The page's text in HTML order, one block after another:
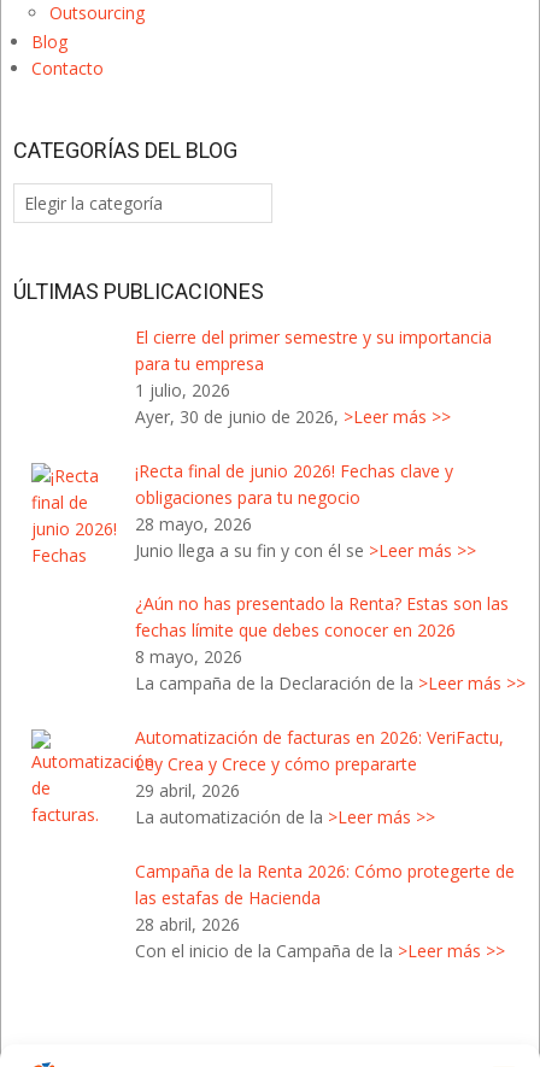
Outsourcing
Blog
Contacto
CATEGORÍAS DEL BLOG
Categorías
del
ÚLTIMAS PUBLICACIONES
El cierre del primer semestre y su importancia
para tu empresa
1 julio, 2026
Ayer, 30 de junio de 2026, >Leer más >>
¡Recta final de junio 2026! Fechas clave y
obligaciones para tu negocio
28 mayo, 2026
Junio llega a su fin y con él se >Leer más >>
¿Aún no has presentado la Renta? Estas son las
fechas límite que debes conocer en 2026
8 mayo, 2026
La campaña de la Declaración de la >Leer más >>
Automatización de facturas en 2026: VeriFactu,
Ley Crea y Crece y cómo prepararte
29 abril, 2026
La automatización de la >Leer más >>
Campaña de la Renta 2026: Cómo protegerte de
las estafas de Hacienda
28 abril, 2026
Con el inicio de la Campaña de la >Leer más >>